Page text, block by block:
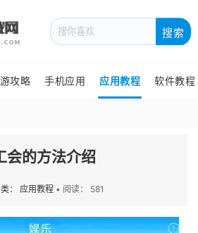
搜索
攻略 手机应用 应用教程 软件教程
会的方法介绍
： 应用教程 • 阅读： 581